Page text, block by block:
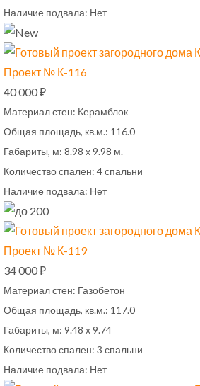
Наличие подвала: Нет
Проект № К-116
40 000 ₽
Материал стен: Керамблок
Общая площадь, кв.м.: 116.0
Габариты, м: 8.98 х 9.98 м.
Количество спален: 4 спальни
Наличие подвала: Нет
Проект № К-119
34 000 ₽
Материал стен: Газобетон
Общая площадь, кв.м.: 117.0
Габариты, м: 9.48 х 9.74
Количество спален: 3 спальни
Наличие подвала: Нет